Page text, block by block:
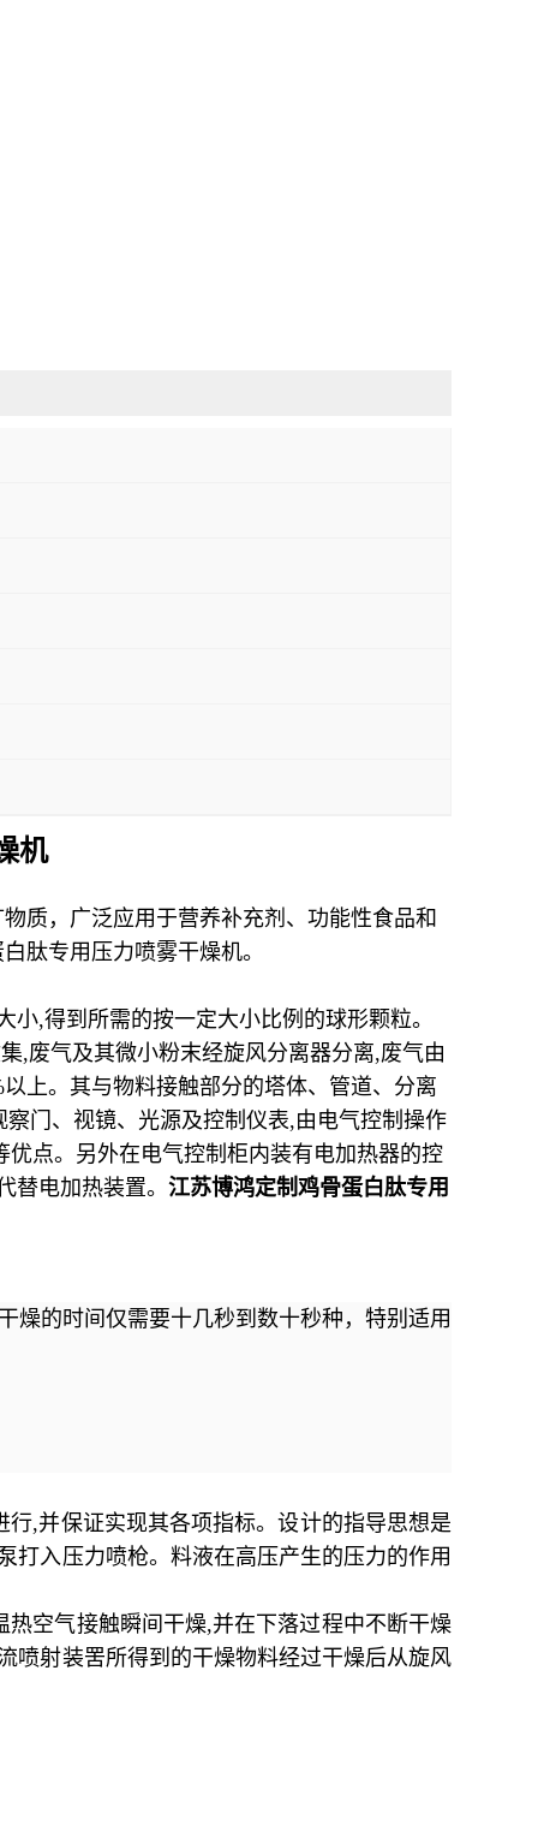
机
质，广泛应用于营养补充剂、功能性食品和
肽专用压力喷雾干燥机。
小,得到所需的按一定大小比例的球形颗粒。
,废气及其微小粉末经旋风分离器分离,废气由
以上。其与物料接触部分的塔体、管道、分离
察门、视镜、光源及控制仪表, 由电气控制操作
点。另外在电气控制柜内装有电加热器的控
替电加热装置。 江苏博鸿定制鸡骨蛋白肽专用
燥的时间仅需要十几秒到数十秒种，特别适用
行,并保证实现其各项指标。设计的指导思想是
打入压力喷枪。料液在高压产生的压力的作用
热空气接触瞬间干燥,并在下落过程中不断干燥
喷射装罟所得到的干燥物料经过干燥后从旋风